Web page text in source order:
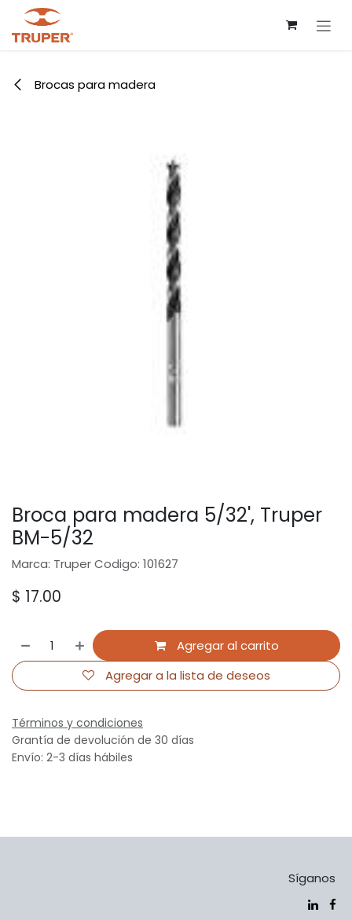
Ir al contenido
Brocas para madera
Broca para madera 5/32', Truper
BM-5/32
Marca: Truper Codigo: 101627
$ 17.00
Agregar al carrito
Agregar a la lista de deseos
Términos y condiciones
Grantía de devolución de 30 días
Envío: 2-3 días hábiles
Síganos